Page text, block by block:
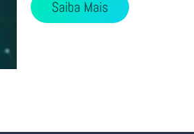
Saiba Mais